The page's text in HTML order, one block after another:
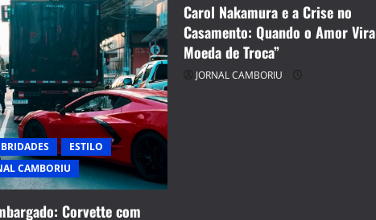
ESTILO
CAMBORIU
Corvette com
Carol Nakamura e a Crise no
Casamento: Quando o Amor Vira
Moeda de Troca”
JORNAL CAMBORIU